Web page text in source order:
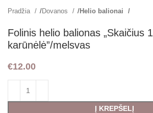
Pradžia Dovanos Helio balionai
Folinis helio balionas „Skaičius
karūnėlė”/melsvas
€12.00
Į KREPŠELĮ